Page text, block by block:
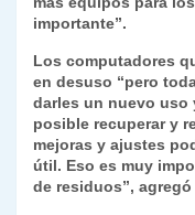
importante”.
Los computadores
en desuso “pero
darles un nuevo uso
posible recuperar y
mejoras y ajustes
útil. Eso es muy
de residuos”, agregó